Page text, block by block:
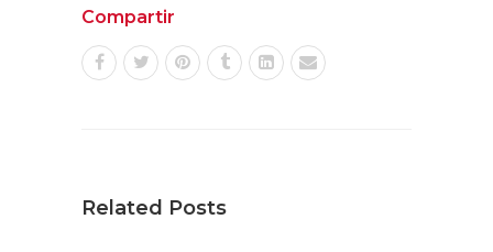
Compartir
Related Posts